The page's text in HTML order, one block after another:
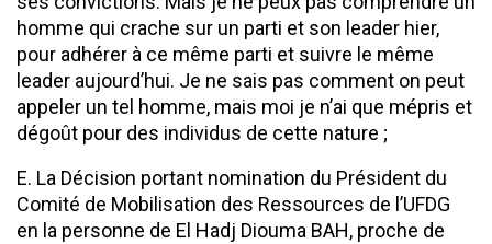
homme qui crache sur un parti et son leader hier,
pour adhérer à ce même parti et suivre le même
leader aujourd’hui. Je ne sais pas comment on peut
appeler un tel homme, mais moi je n’ai que mépris et
dégoût pour des individus de cette nature ;
E. La Décision portant nomination du Président du
Comité de Mobilisation des Ressources de l’UFDG
en la personne de El Hadj Diouma BAH, proche de